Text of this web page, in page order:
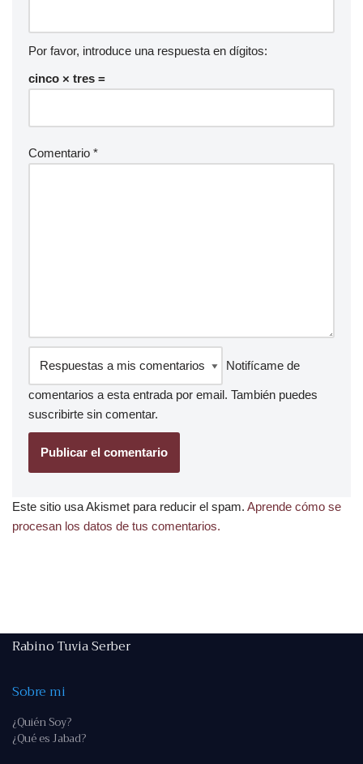
Por favor, introduce una respuesta en dígitos:
cinco × tres =
Comentario *
Notifícame de
comentarios a esta entrada por email. También puedes
suscribirte sin comentar.
Este sitio usa Akismet para reducir el spam. Aprende cómo se
procesan los datos de tus comentarios.
Rabino Tuvia Serber
Sobre mi
¿Quién Soy?
¿Qué es Jabad?